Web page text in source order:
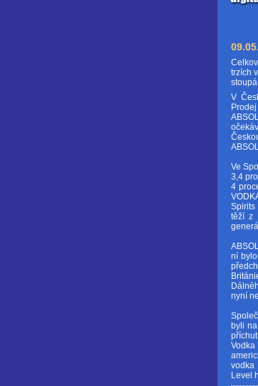
trzích
V
Ve
3,4
4
Spirits
těží z
ní
nyní
byli
Vodka
vodka
Level